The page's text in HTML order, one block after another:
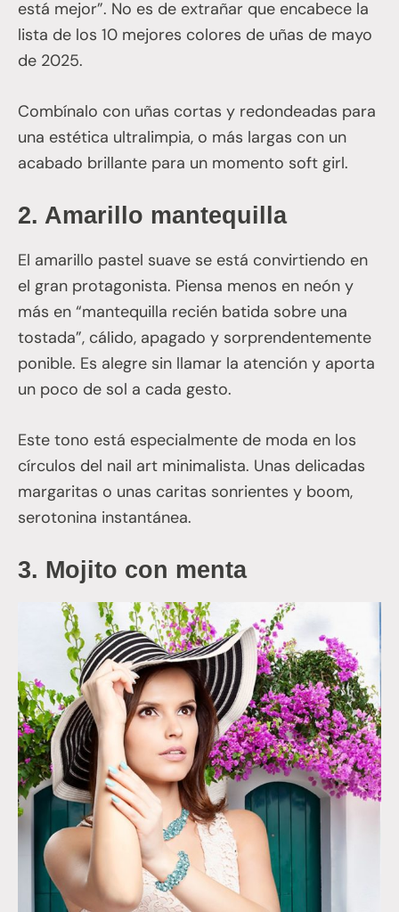
está mejor”. No es de extrañar que encabece la
lista de los 10 mejores colores de uñas de mayo
de 2025.
Combínalo con uñas cortas y redondeadas para
una estética ultralimpia, o más largas con un
acabado brillante para un momento soft girl.
2. Amarillo mantequilla
El amarillo pastel suave se está convirtiendo en
el gran protagonista. Piensa menos en neón y
más en “mantequilla recién batida sobre una
tostada”, cálido, apagado y sorprendentemente
ponible. Es alegre sin llamar la atención y aporta
un poco de sol a cada gesto.
Este tono está especialmente de moda en los
círculos del nail art minimalista. Unas delicadas
margaritas o unas caritas sonrientes y boom,
serotonina instantánea.
3. Mojito con menta